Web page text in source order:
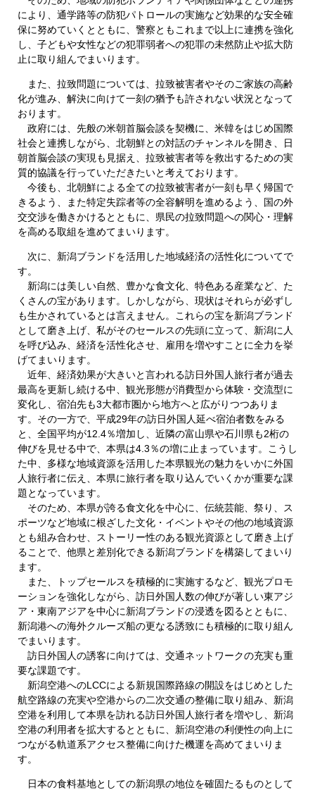
により、通学路等の防犯パトロールの実施など効果的な安全確
保に努めていくとともに、警察ともこれまで以上に連携を強化
し、子どもや女性などの犯罪弱者への犯罪の未然防止や拡大防
止に取り組んでまいります。
また、拉致問題については、拉致被害者やそのご家族の高齢
化が進み、解決に向けて一刻の猶予も許されない状況となって
おります。
政府には、先般の米朝首脳会談を契機に、米韓をはじめ国際
社会と連携しながら、北朝鮮との対話のチャンネルを開き、日
朝首脳会談の実現も見据え、拉致被害者等を救出するための実
質的協議を行っていただきたいと考えております。
今後も、北朝鮮による全ての拉致被害者が一刻も早く帰国で
きるよう、また特定失踪者等の全容解明を進めるよう、国の外
交交渉を働きかけるとともに、県民の拉致問題への関心・理解
を高める取組を進めてまいります。
次に、新潟ブランドを活用した地域経済の活性化についてで
す。
新潟には美しい自然、豊かな食文化、特色ある産業など、た
くさんの宝があります。しかしながら、現状はそれらが必ずし
も生かされているとは言えません。これらの宝を新潟ブランド
として磨き上げ、私がそのセールスの先頭に立って、新潟に人
を呼び込み、経済を活性化させ、雇用を増やすことに全力を挙
げてまいります。
近年、経済効果が大きいと言われる訪日外国人旅行者が過去
最高を更新し続ける中、観光形態が消費型から体験・交流型に
変化し、宿泊先も3大都市圏から地方へと広がりつつありま
す。その一方で、平成29年の訪日外国人延べ宿泊者数をみる
と、全国平均が12.4％増加し、近隣の富山県や石川県も2桁の
伸びを見せる中で、本県は4.3％の増に止まっています。こうし
た中、多様な地域資源を活用した本県観光の魅力をいかに外国
人旅行者に伝え、本県に旅行者を取り込んでいくかが重要な課
題となっています。
そのため、本県が誇る食文化を中心に、伝統芸能、祭り、ス
ポーツなど地域に根ざした文化・イベントやその他の地域資源
とも組み合わせ、ストーリー性のある観光資源として磨き上げ
ることで、他県と差別化できる新潟ブランドを構築してまいり
ます。
また、トップセールスを積極的に実施するなど、観光プロモ
ーションを強化しながら、訪日外国人数の伸びが著しい東アジ
ア・東南アジアを中心に新潟ブランドの浸透を図るとともに、
新潟港への海外クルーズ船の更なる誘致にも積極的に取り組ん
でまいります。
訪日外国人の誘客に向けては、交通ネットワークの充実も重
要な課題です。
新潟空港へのLCCによる新規国際路線の開設をはじめとした
航空路線の充実や空港からの二次交通の整備に取り組み、新潟
空港を利用して本県を訪れる訪日外国人旅行者を増やし、新潟
空港の利用者を拡大するとともに、新潟空港の利便性の向上に
つながる軌道系アクセス整備に向けた機運を高めてまいりま
す。
日本の食料基地としての新潟県の地位を確固たるものとして